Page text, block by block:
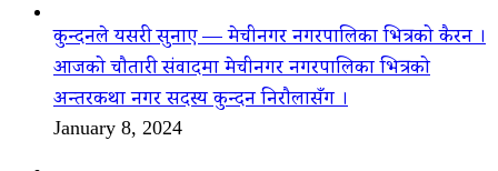
कुन्दनले यसरी सुनाए — मेचीनगर नगरपालिका भित्रको कैरन ।
आजको चौतारी संवादमा मेचीनगर नगरपालिका भित्रको
अन्तरकथा नगर सदस्य कुन्दन निरौलासँग ।
January 8, 2024